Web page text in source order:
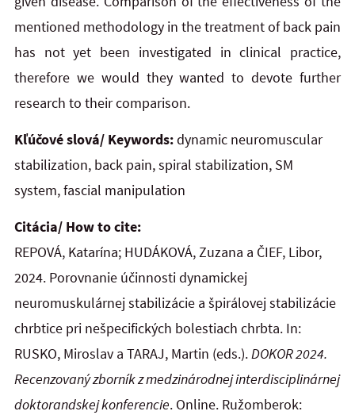
mentioned methodology in the treatment of back pain
has not yet been investigated in clinical practice,
therefore we would they wanted to devote further
research to their comparison.
Kľúčové slová/ Keywords:dynamic neuromuscular
stabilization, back pain, spiral stabilization, SM
system, fascial manipulation
Citácia/ How to cite:
REPOVÁ, Katarína; HUDÁKOVÁ, Zuzana a ČIEF, Libor,
2024. Porovnanie účinnosti dynamickej
neuromuskulárnej stabilizácie a špirálovej stabilizácie
chrbtice pri nešpecifických bolestiach chrbta. In:
RUSKO, Miroslav a TARAJ, Martin (eds.).DOKOR 2024.
Recenzovaný zborník z medzinárodnej interdisciplinárnej
doktorandskej konferencie. Online. Ružomberok: